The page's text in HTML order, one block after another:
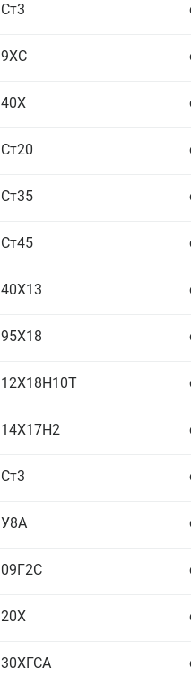
Ст3
9ХС
40Х
Ст20
Ст35
Ст45
40Х13
95Х18
12Х18Н10Т
14Х17Н2
Ст3
У8А
09Г2С
20Х
30ХГСА